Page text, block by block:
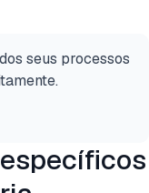
seus processos